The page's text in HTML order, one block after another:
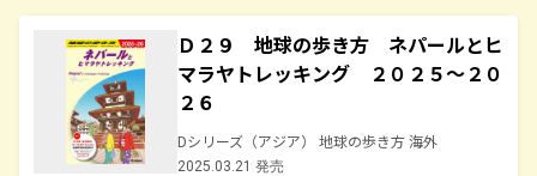
Ｄ２９ 地球の歩き方 ネパールとヒ
マラヤトレッキング ２０２５～２０
２６
Dシリーズ（アジア） 地球の歩き方 海外
2025.03.21 発売